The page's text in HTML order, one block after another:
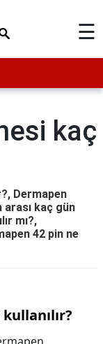
☰
kaç
Dermapen
arası kaç gün
mı?,
42 pin ne